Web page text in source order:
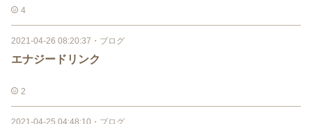
4
2021-04-26 08:20:37 ・ ブログ
エナジードリンク
2
2021-04-25 04:48:10 ・ ブログ